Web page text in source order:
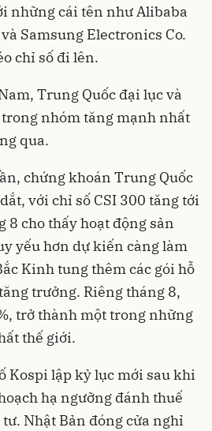
những cái tên như Alibaba
Samsung Electronics Co.
chỉ số đi lên.
Trung Quốc đại lục và
nhóm tăng mạnh nhất
qua.
chứng khoán Trung Quốc
với chỉ số CSI 300 tăng tới
8 cho thấy hoạt động sản
yếu hơn dự kiến càng làm
Kinh tung thêm các gói hỗ
trưởng. Riêng tháng 8,
trở thành một trong những
thế giới.
Kospi lập kỷ lục mới sau khi
hạ ngưỡng đánh thuế
Nhật Bản đóng cửa nghỉ